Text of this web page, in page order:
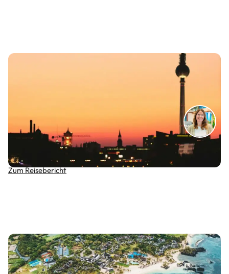
Berlin intensiv: Ein Reisebericht voller Geheimtipps
und Highlights
Zum Reisebericht